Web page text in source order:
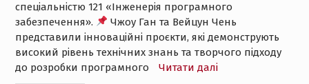
спеціальністю 121 «Інженерія програмного
забезпечення».
Чжоу Ган та Вейцун Чень
представили інноваційні проєкти, які демонструють
високий рівень технічних знань та творчого підходу
до розробки програмного
Читати далі